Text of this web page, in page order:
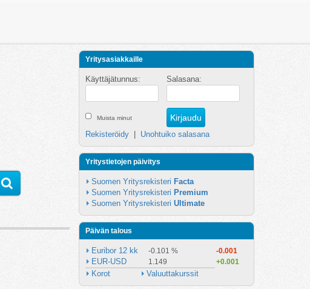
Yritysasiakkaille
Käyttäjätunnus: Salasana:
Muista minut
Rekisteröidy Unohtuiko salasana
Yritystietojen päivitys
Suomen Yritysrekisteri Facta
Suomen Yritysrekisteri Premium
Suomen Yritysrekisteri Ultimate
Päivän talous
Euribor 12 kk -0.101 % -0.001
EUR-USD 1.149 +0.001
Korot Valuuttakurssit